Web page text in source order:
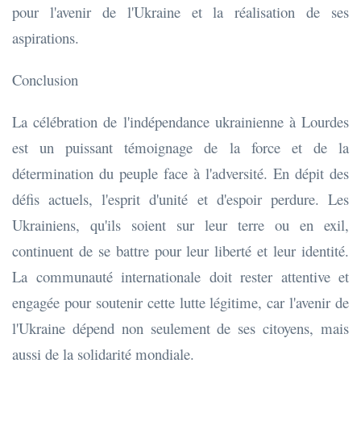
pour l'avenir de l'Ukraine et la réalisation de ses
aspirations.
Conclusion
La célébration de l'indépendance ukrainienne à Lourdes
est un puissant témoignage de la force et de la
détermination du peuple face à l'adversité. En dépit des
défis actuels, l'esprit d'unité et d'espoir perdure. Les
Ukrainiens, qu'ils soient sur leur terre ou en exil,
continuent de se battre pour leur liberté et leur identité.
La communauté internationale doit rester attentive et
engagée pour soutenir cette lutte légitime, car l'avenir de
l'Ukraine dépend non seulement de ses citoyens, mais
aussi de la solidarité mondiale.